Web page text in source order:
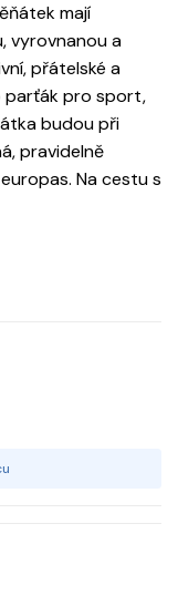
mají
vyrovnanou a
přátelské a
parťák pro sport,
budou při
pravidelně
Na cestu s